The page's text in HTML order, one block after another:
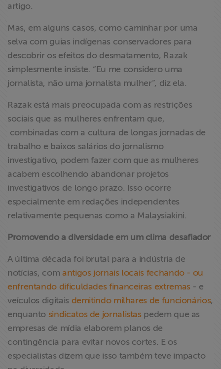
artigo.
Mas, em alguns casos, como caminhar por uma
selva com guias indígenas conservadores para
descobrir os efeitos do desmatamento, Razak
simplesmente insiste. “Eu me considero uma
jornalista, não uma jornalista mulher”, diz ela.
Razak está mais preocupada com as restrições
sociais que as mulheres enfrentam que,
combinadas com a cultura de longas jornadas de
trabalho e baixos salários do jornalismo
investigativo, podem fazer com que as mulheres
acabem escolhendo abandonar projetos
investigativos de longo prazo. Isso ocorre
especialmente em redações independentes
relativamente pequenas como a Malaysiakini.
Promovendo a diversidade em um clima desafiador
A última década foi brutal para a indústria de
notícias, com antigos jornais locais fechando - ou
enfrentando dificuldades financeiras extremas- e
veículos digitais demitindo milhares de funcionários,
enquanto sindicatos de jornalistaspedem que as
empresas de mídia elaborem planos de
contingência para evitar novos cortes. E os
especialistas dizem que isso também teve impacto